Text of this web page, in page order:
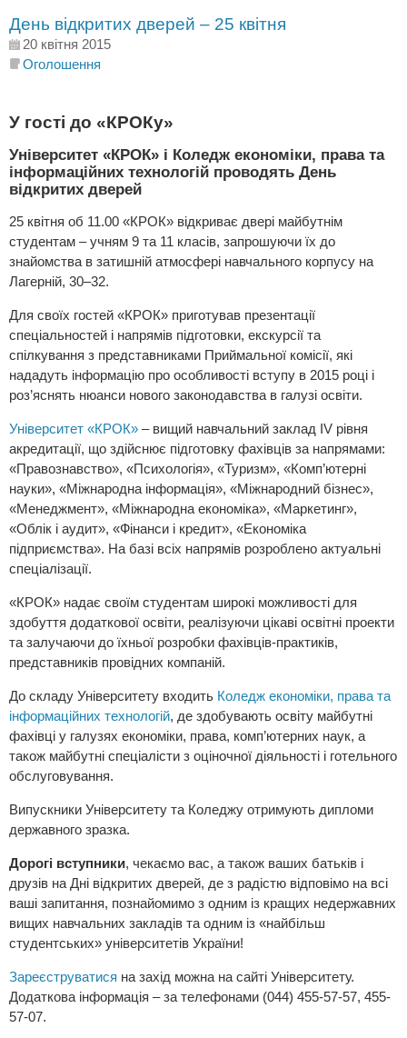
День відкритих дверей – 25 квітня
20 квітня 2015
Оголошення
У гості до «КРОКу»
Університет «КРОК» і Коледж економіки, права та
інформаційних технологій проводять День
відкритих дверей
25 квітня об 11.00 «КРОК» відкриває двері майбутнім
студентам – учням 9 та 11 класів, запрошуючи їх до
знайомства в затишній атмосфері навчального корпусу на
Лагерній, 30–32.
Для своїх гостей «КРОК» приготував презентації
спеціальностей і напрямів підготовки, екскурсії та
спілкування з представниками Приймальної комісії, які
нададуть інформацію про особливості вступу в 2015 році і
роз’яснять нюанси нового законодавства в галузі освіти.
Університет «КРОК» – вищий навчальний заклад IV рівня
акредитації, що здійснює підготовку фахівців за напрямами:
«Правознавство», «Психологія», «Туризм», «Комп’ютерні
науки», «Міжнародна інформація», «Міжнародний бізнес»,
«Менеджмент», «Міжнародна економіка», «Маркетинг»,
«Облік і аудит», «Фінанси і кредит», «Економіка
підприємства». На базі всіх напрямів розроблено актуальні
спеціалізації.
«КРОК» надає своїм студентам широкі можливості для
здобуття додаткової освіти, реалізуючи цікаві освітні проекти
та залучаючи до їхньої розробки фахівців-практиків,
представників провідних компаній.
До складу Університету входить Коледж економіки, права та
інформаційних технологій, де здобувають освіту майбутні
фахівці у галузях економіки, права, комп’ютерних наук, а
також майбутні спеціалісти з оціночної діяльності і готельного
обслуговування.
Випускники Університету та Коледжу отримують дипломи
державного зразка.
Дорогі вступники, чекаємо вас, а також ваших батьків і
друзів на Дні відкритих дверей, де з радістю відповімо на всі
ваші запитання, познайомимо з одним із кращих недержавних
вищих навчальних закладів та одним із «найбільш
студентських» університетів України!
Зареєструватися на захід можна на сайті Університету.
Додаткова інформація – за телефонами (044) 455-57-57, 455-
57-07.